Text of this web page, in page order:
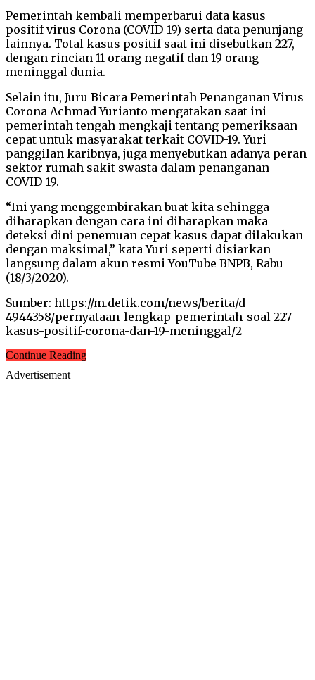
Pemerintah kembali memperbarui data kasus
positif virus Corona (COVID-19) serta data penunjang
lainnya. Total kasus positif saat ini disebutkan 227,
dengan rincian 11 orang negatif dan 19 orang
meninggal dunia.
Selain itu, Juru Bicara Pemerintah Penanganan Virus
Corona Achmad Yurianto mengatakan saat ini
pemerintah tengah mengkaji tentang pemeriksaan
cepat untuk masyarakat terkait COVID-19. Yuri
panggilan karibnya, juga menyebutkan adanya peran
sektor rumah sakit swasta dalam penanganan
COVID-19.
“Ini yang menggembirakan buat kita sehingga
diharapkan dengan cara ini diharapkan maka
deteksi dini penemuan cepat kasus dapat dilakukan
dengan maksimal,” kata Yuri seperti disiarkan
langsung dalam akun resmi YouTube BNPB, Rabu
(18/3/2020).
Sumber: https://m.detik.com/news/berita/d-
4944358/pernyataan-lengkap-pemerintah-soal-227-
kasus-positif-corona-dan-19-meninggal/2
Continue Reading
Advertisement